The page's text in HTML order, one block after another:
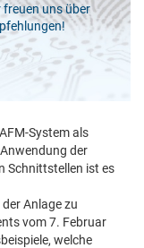
freuen uns über
System als
der
Schnittstellen ist es
Anlage zu
vom 7. Februar
welche